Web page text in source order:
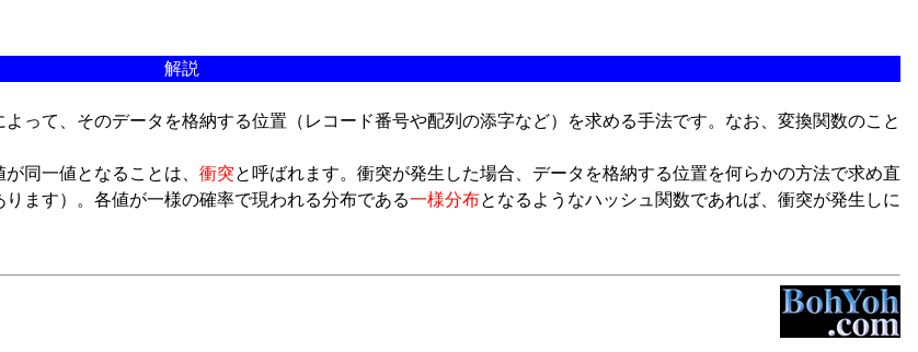
解説
って、そのデータを格納する位置（レコード番号や配列の添字など）を求める手法です。なお、変換関数のこと
同一値となることは、 衝突と呼ばれます。衝突が発生した場合、データを格納する位置を何らかの方法で求め直
ます）。各値が一様の確率で現われる分布である一様分布となるようなハッシュ関数であれば、衝突が発生しに